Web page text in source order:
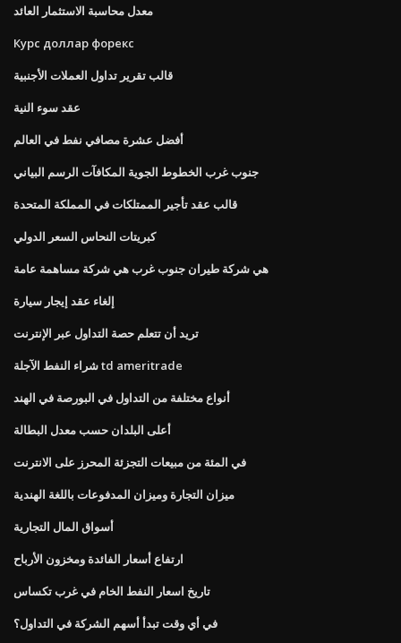
معدل محاسبة الاستثمار العائد
Курс доллар форекс
قالب تقرير تداول العملات الأجنبية
عقد سوء النية
أفضل عشرة مصافي نفط في العالم
جنوب غرب الخطوط الجوية المكافآت الرسم البياني
قالب عقد تأجير الممتلكات في المملكة المتحدة
كبريتات النحاس السعر الدولي
هي شركة طيران جنوب غرب هي شركة مساهمة عامة
إلغاء عقد إيجار سيارة
تريد أن تتعلم حصة التداول عبر الإنترنت
شراء النفط الآجلة td ameritrade
أنواع مختلفة من التداول في البورصة في الهند
أعلى البلدان حسب معدل البطالة
في المئة من مبيعات التجزئة المحرز على الانترنت
ميزان التجارة وميزان المدفوعات باللغة الهندية
أسواق المال التجارية
ارتفاع أسعار الفائدة ومخزون الأرباح
تاريخ اسعار النفط الخام في غرب تكساس
في أي وقت تبدأ أسهم الشركة في التداول؟